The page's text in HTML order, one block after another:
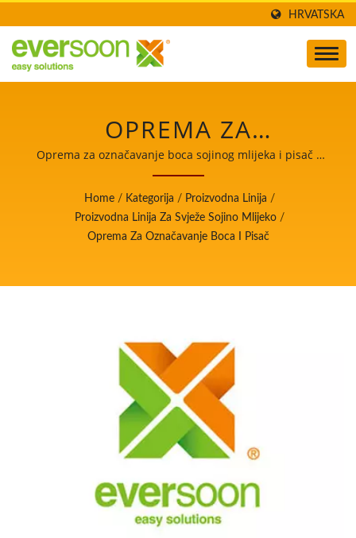
HRVATSKA
OPREMA ZA
OZNAČAVANJE BOCA I
PISAČ JEDAN JE OD
STROJEVA U LINIJI ZA
SOJINOG MLIJEKA. /
AUTOMATSKIH
STROJEVA ZA
PROIZVODNJU TOFUA I
SOJINOG MLIJEKA S
NAJVIŠIM PRIORITETOM
NA SIGURNOSTI
Oprema za označavanje boca sojinog mlijeka i pisač /
Voditelj automatskih strojeva za proizvodnju tofua i
sojinog mlijeka s najvišim prioritetom na sigurnosti
hrane.
Home / Kategorija / Proizvodna Linija /
Proizvodna Linija Za Svježe Sojino Mlijeko /
Oprema Za Označavanje Boca I Pisač